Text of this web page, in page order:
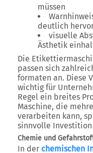
müssen
deutlich
visuelle
Ästhetik
Die
passen sich
formaten an. Diese
wichtig für
Regel ein breites
Maschine, die
verarbeiten kann,
sinnvolle Investition
Chemie und
In der chemischen